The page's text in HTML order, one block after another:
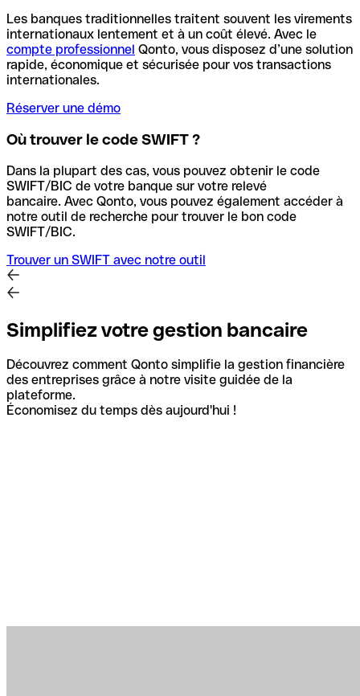
Les banques traditionnelles traitent souvent les virements
internationaux lentement et à un coût élevé. Avec le
compte professionnel Qonto, vous disposez d’une solution
rapide, économique et sécurisée pour vos transactions
internationales.
Réserver une démo
Où trouver le code SWIFT ?
Dans la plupart des cas, vous pouvez obtenir le code
SWIFT/BIC de votre banque sur votre relevé
bancaire. Avec Qonto, vous pouvez également accéder à
notre outil de recherche pour trouver le bon code
SWIFT/BIC.
Trouver un SWIFT avec notre outil
Simplifiez votre gestion bancaire
Découvrez comment Qonto simplifie la gestion financière
des entreprises grâce à notre visite guidée de la
plateforme.
Économisez du temps dès aujourd'hui !